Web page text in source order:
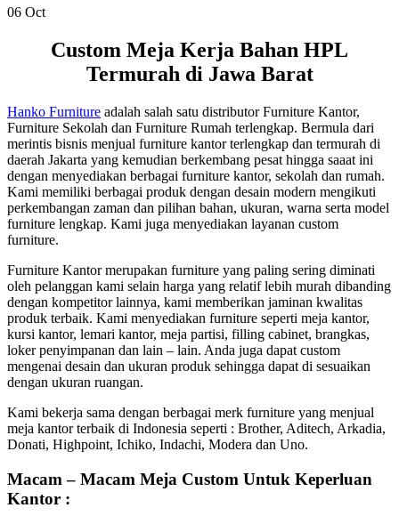
06 Oct
Custom Meja Kerja Bahan HPL
Termurah di Jawa Barat
Hanko Furniture adalah salah satu distributor Furniture Kantor,
Furniture Sekolah dan Furniture Rumah terlengkap. Bermula dari
merintis bisnis menjual furniture kantor terlengkap dan termurah di
daerah Jakarta yang kemudian berkembang pesat hingga saaat ini
dengan menyediakan berbagai furniture kantor, sekolah dan rumah.
Kami memiliki berbagai produk dengan desain modern mengikuti
perkembangan zaman dan pilihan bahan, ukuran, warna serta model
furniture lengkap. Kami juga menyediakan layanan custom
furniture.
Furniture Kantor merupakan furniture yang paling sering diminati
oleh pelanggan kami selain harga yang relatif lebih murah dibanding
dengan kompetitor lainnya, kami memberikan jaminan kwalitas
produk terbaik. Kami menyediakan furniture seperti meja kantor,
kursi kantor, lemari kantor, meja partisi, filling cabinet, brangkas,
loker penyimpanan dan lain – lain. Anda juga dapat custom
mengenai desain dan ukuran produk sehingga dapat di sesuaikan
dengan ukuran ruangan.
Kami bekerja sama dengan berbagai merk furniture yang menjual
meja kantor terbaik di Indonesia seperti : Brother, Aditech, Arkadia,
Donati, Highpoint, Ichiko, Indachi, Modera dan Uno.
Macam – Macam Meja Custom Untuk Keperluan
Kantor :